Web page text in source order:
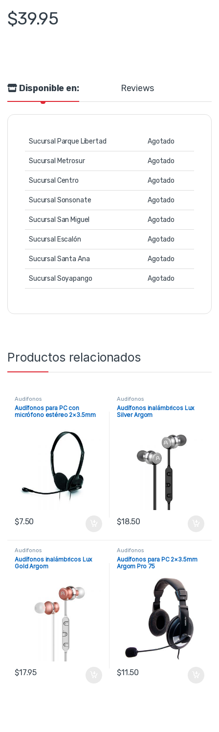
$39.95
Disponible en: Reviews
Sucursal Parque Libertad Agotado
Sucursal Metrosur Agotado
Sucursal Centro Agotado
Sucursal Sonsonate Agotado
Sucursal San Miguel Agotado
Sucursal Escalón Agotado
Sucursal Santa Ana Agotado
Sucursal Soyapango Agotado
Productos relacionados
Audifonos
Audífonos para PC con
micrófono estéreo 2×3.5mm
$7.50
Audifonos
Audífonos inalámbricos Lux
Silver Argom
$18.50
Audifonos
Audífonos inalámbricos Lux
Gold Argom
$17.95
Audifonos
Audífonos para PC 2×3.5mm
Argom Pro 75
$11.50